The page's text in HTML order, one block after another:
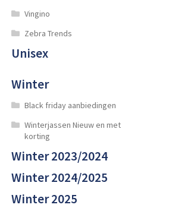
Vingino
Zebra Trends
Unisex
Winter
Black friday aanbiedingen
Winterjassen Nieuw en met
korting
Winter 2023/2024
Winter 2024/2025
Winter 2025